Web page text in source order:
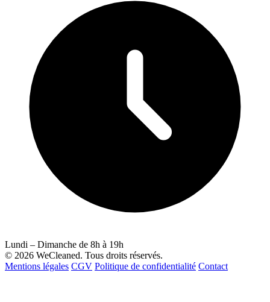
Lundi – Dimanche de 8h à 19h
© 2026 WeCleaned. Tous droits réservés.
Mentions légales CGV Politique de confidentialité Contact